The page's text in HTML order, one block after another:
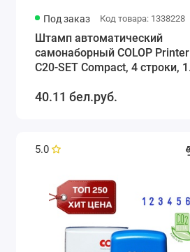
Под заказ Код товара: 1338228
Штамп автоматический
самонаборный COLOP Printer
С20-SET Compact, 4 строки, 1
40.11 бел.руб.
5.0